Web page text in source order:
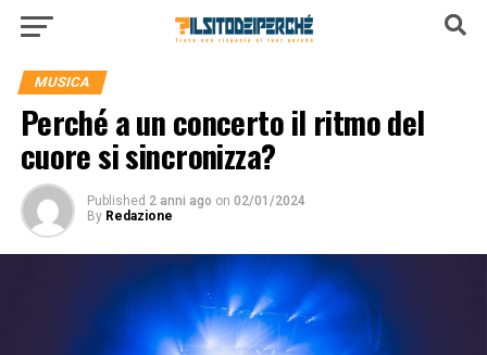
MUSICA
Perché a un concerto il ritmo del
cuore si sincronizza?
Published 2 anni ago on 02/01/2024
By Redazione